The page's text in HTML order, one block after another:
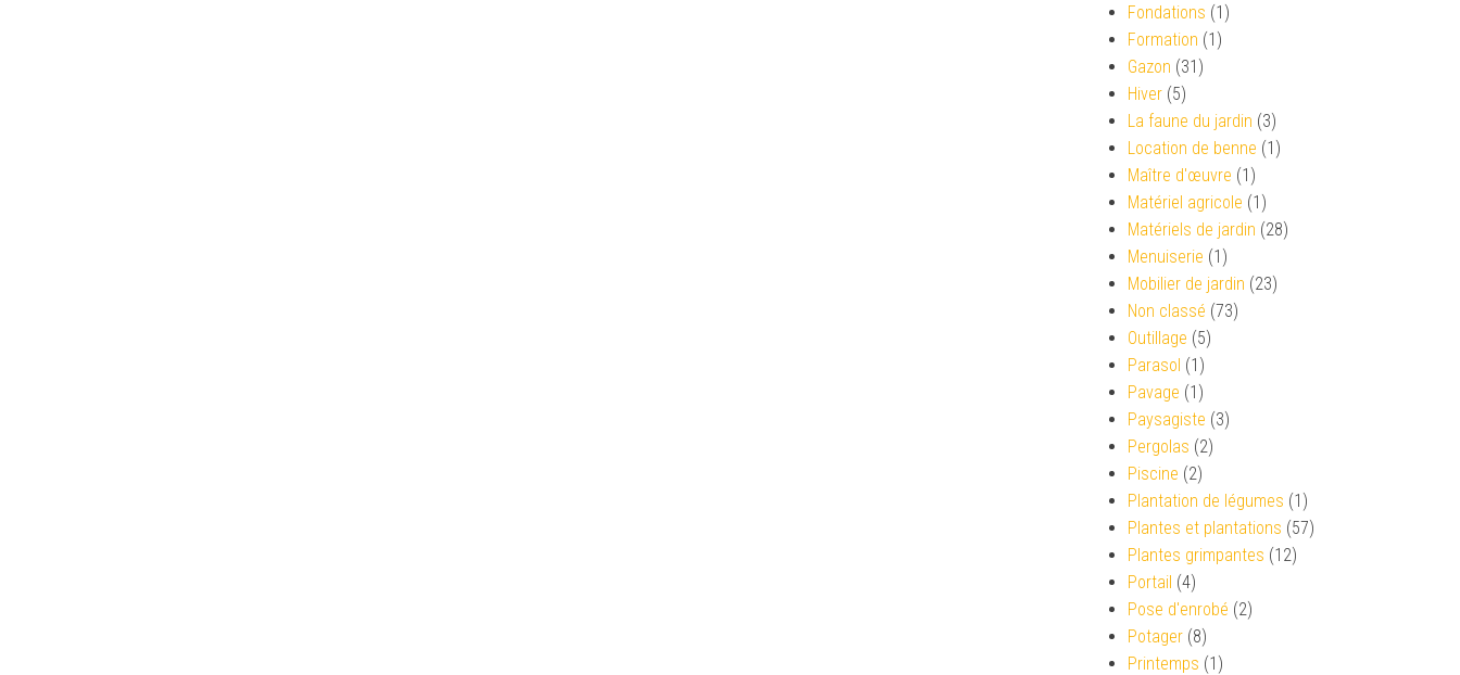
Fondations (1)
Formation (1)
Gazon (31)
Hiver (5)
La faune du jardin (3)
Location de benne (1)
Maître d'œuvre (1)
Matériel agricole (1)
Matériels de jardin (28)
Menuiserie (1)
Mobilier de jardin (23)
Non classé (73)
Outillage (5)
Parasol (1)
Pavage (1)
Paysagiste (3)
Pergolas (2)
Piscine (2)
Plantation de légumes (1)
Plantes et plantations (57)
Plantes grimpantes (12)
Portail (4)
Pose d'enrobé (2)
Potager (8)
Printemps (1)